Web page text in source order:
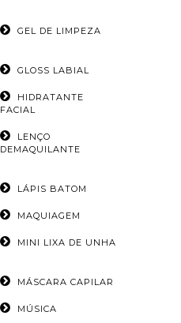
GEL DE LIMPEZA
GLOSS LABIAL
HIDRATANTE
FACIAL
LENÇO
DEMAQUILANTE
LÁPIS BATOM
MAQUIAGEM
MINI LIXA DE UNHA
MÁSCARA CAPILAR
MÚSICA